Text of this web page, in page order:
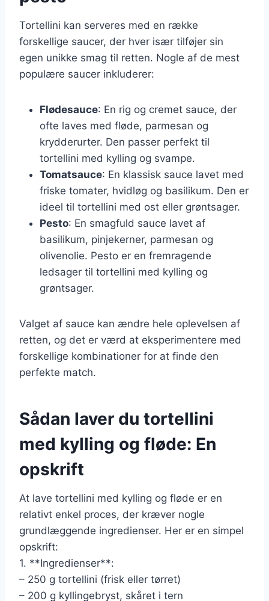
Tortellini kan serveres med en række
forskellige saucer, der hver især tilføjer sin
egen unikke smag til retten. Nogle af de mest
populære saucer inkluderer:
Flødesauce: En rig og cremet sauce, der
ofte laves med fløde, parmesan og
krydderurter. Den passer perfekt til
tortellini med kylling og svampe.
Tomatsauce: En klassisk sauce lavet med
friske tomater, hvidløg og basilikum. Den er
ideel til tortellini med ost eller grøntsager.
Pesto: En smagfuld sauce lavet af
basilikum, pinjekerner, parmesan og
olivenolie. Pesto er en fremragende
ledsager til tortellini med kylling og
grøntsager.
Valget af sauce kan ændre hele oplevelsen af
retten, og det er værd at eksperimentere med
forskellige kombinationer for at finde den
perfekte match.
Sådan laver du tortellini
med kylling og fløde: En
opskrift
At lave tortellini med kylling og fløde er en
relativt enkel proces, der kræver nogle
grundlæggende ingredienser. Her er en simpel
opskrift:
1. **Ingredienser**:
– 250 g tortellini (frisk eller tørret)
– 200 g kyllingebryst, skåret i tern